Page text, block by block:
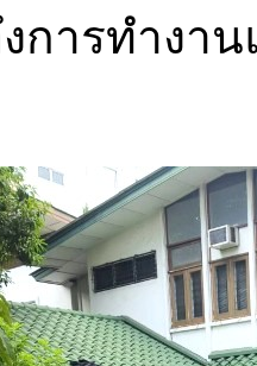
การทำงา